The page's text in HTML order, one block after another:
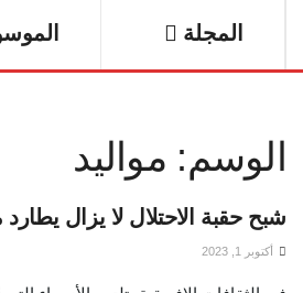
المجلة
الوسم: مواليد
شبح حقبة الاحتلال لا يزال يطارد
أكتوبر 1, 2023